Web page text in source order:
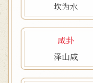
坎为水
咸卦
泽山咸